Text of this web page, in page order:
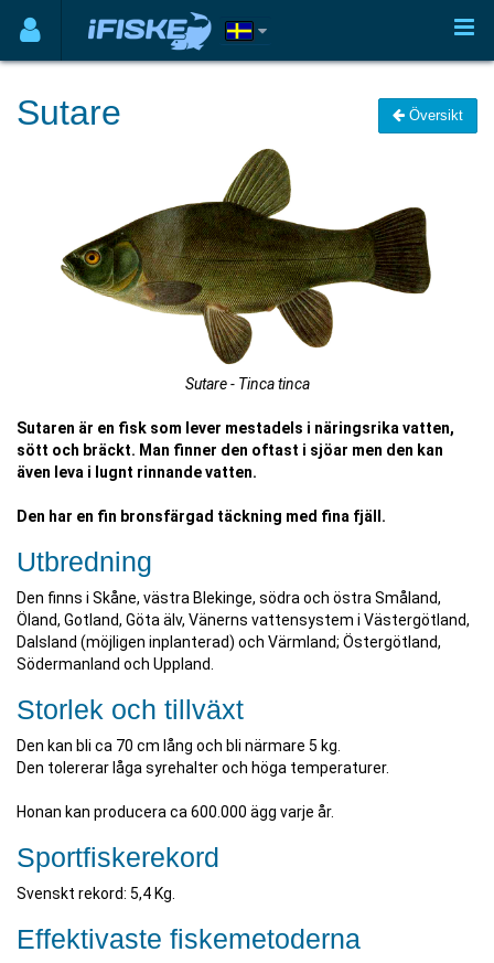
Sutare Översikt
Sutare - Tinca tinca
Sutaren är en fisk som lever mestadels i näringsrika vatten,
sött och bräckt. Man finner den oftast i sjöar men den kan
även leva i lugnt rinnande vatten.
Den har en fin bronsfärgad täckning med fina fjäll.
Utbredning
Den finns i Skåne, västra Blekinge, södra och östra Småland,
Öland, Gotland, Göta älv, Vänerns vattensystem i Västergötland,
Dalsland (möjligen inplanterad) och Värmland; Östergötland,
Södermanland och Uppland.
Storlek och tillväxt
Den kan bli ca 70 cm lång och bli närmare 5 kg.
Den tolererar låga syrehalter och höga temperaturer.
Honan kan producera ca 600.000 ägg varje år.
Sportfiskerekord
Svenskt rekord: 5,4 Kg.
Effektivaste fiskemetoderna